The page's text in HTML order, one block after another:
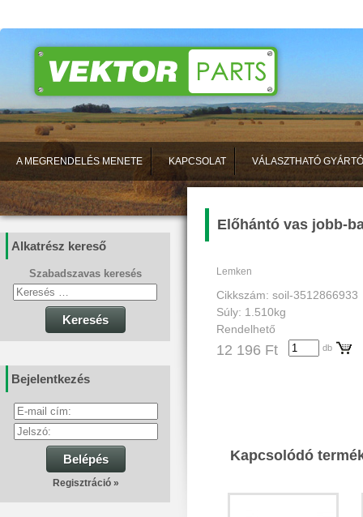
A MEGRENDELÉS MENETE KAPCSOLAT VÁLASZTHATÓ
Alkatrész kereső
Szabadszavas keresés
Keresés
Bejelentkezés
Belépés
Regisztráció »
Előhántó vas jobb-
Lemken
Cikkszám: soil-3512866933
Súly: 1.510kg
Rendelhető
12 196 Ft db
Kapcsolódó